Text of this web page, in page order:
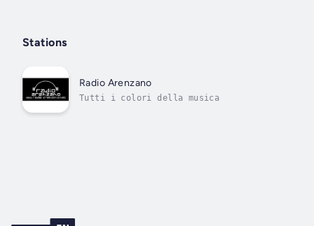
Stations
Radio Arenzano
Tutti i colori della musica